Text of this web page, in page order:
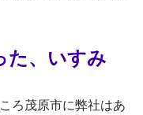
た、いすみ
ろ茂原市に弊社はあ